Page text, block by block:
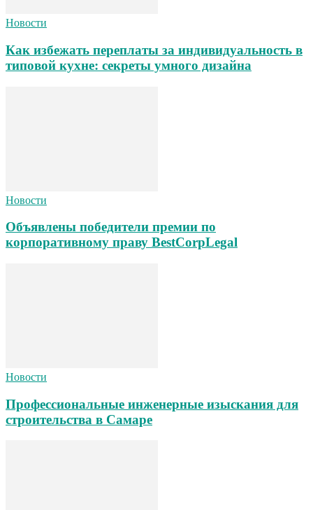
Новости
Как избежать переплаты за индивидуальность в
типовой кухне: секреты умного дизайна
Новости
Объявлены победители премии по
корпоративному праву BestCorpLegal
Новости
Профессиональные инженерные изыскания для
строительства в Самаре